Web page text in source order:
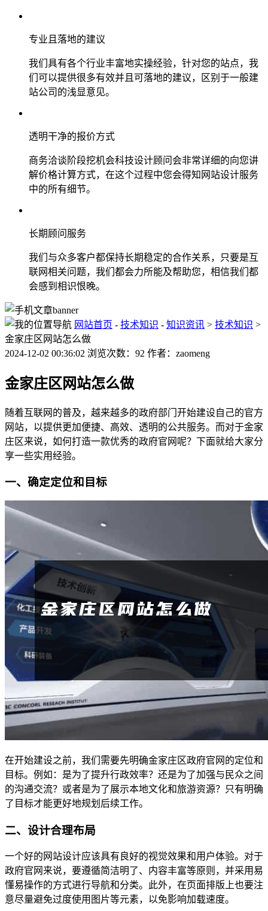
专业且落地的建议
我们具有各个行业丰富地实操经验，针对您的站点，我
们可以提供很多有效并且可落地的建议，区别于一般建
站公司的浅显意见。
透明干净的报价方式
商务洽谈阶段挖机会科技设计顾问会非常详细的向您讲
解价格计算方式，在这个过程中您会得知网站设计服务
中的所有细节。
长期顾问服务
我们与众多客户都保持长期稳定的合作关系，只要是互
联网相关问题，我们都会力所能及帮助您，相信我们都
会感到相识恨晚。
网站首页 - 技术知识 - 知识资讯 > 技术知识 >
金家庄区网站怎么做
2024-12-02 00:36:02 浏览次数：92 作者：zaomeng
金家庄区网站怎么做
随着互联网的普及，越来越多的政府部门开始建设自己的官方
网站，以提供更加便捷、高效、透明的公共服务。而对于金家
庄区来说，如何打造一款优秀的政府官网呢？下面就给大家分
享一些实用经验。
一、确定定位和目标
在开始建设之前，我们需要先明确金家庄区政府官网的定位和
目标。例如：是为了提升行政效率？还是为了加强与民众之间
的沟通交流？或者是为了展示本地文化和旅游资源？只有明确
了目标才能更好地规划后续工作。
二、设计合理布局
一个好的网站设计应该具有良好的视觉效果和用户体验。对于
政府官网来说，要遵循简洁明了、内容丰富等原则，并采用易
懂易操作的方式进行导航和分类。此外，在页面排版上也要注
意尽量避免过度使用图片等元素，以免影响加载速度。